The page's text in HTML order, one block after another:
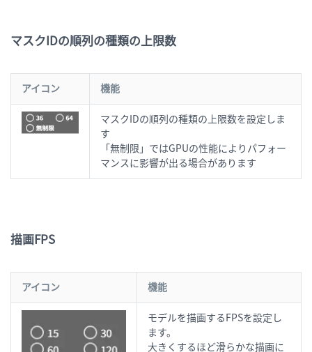
マスクIDの順列の種類の上限数
アイコン 機能
マスクIDの順列の種類の上限数を設定しま
す
「無制限」ではGPUの性能によりパフォー
マンスに影響が出る場合があります
描画FPS
アイコン 機能
モデルを描画するFPSを設定し
ます。
大きくするほど滑らかな描画に